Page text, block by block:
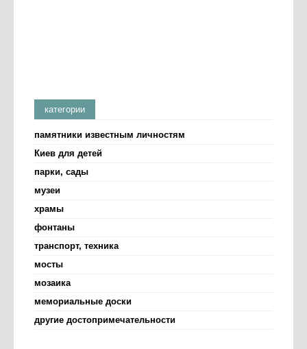
категории
памятники известным личностям
Киев для детей
парки, сады
музеи
храмы
фонтаны
транспорт, техника
мосты
мозаика
мемориальные доски
другие достопримечательности